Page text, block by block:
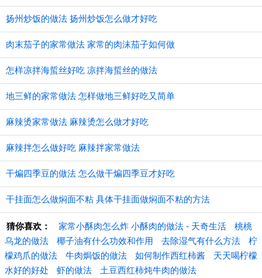
扬州炒饭的做法 扬州炒饭怎么做才好吃
肉末茄子的家常做法 家常的肉沫茄子如何做
怎样凉拌海蜇丝好吃 凉拌海蜇丝的做法
地三鲜的家常做法 怎样做地三鲜好吃又简单
麻辣烫家常做法 麻辣烫怎么做才好吃
麻辣拌怎么做好吃 麻辣拌家常做法
干煸四季豆的做法 怎么做干煸四季豆才好吃
干挂面怎么做焖面不粘 具体干挂面做焖面不粘的方法
猜你喜欢： 家常小酥肉怎么炸 小酥肉的做法 - 天奇生活
桃桃
乌龙的做法
椰子油有什么功效和作用 去除湿气有什么方法
柠
檬鸡爪的做法
牛肉焗饭的做法 如何制作西红柿酱
天天喝柠檬
水好的好处
虾的做法 土豆西红柿炖牛肉的做法